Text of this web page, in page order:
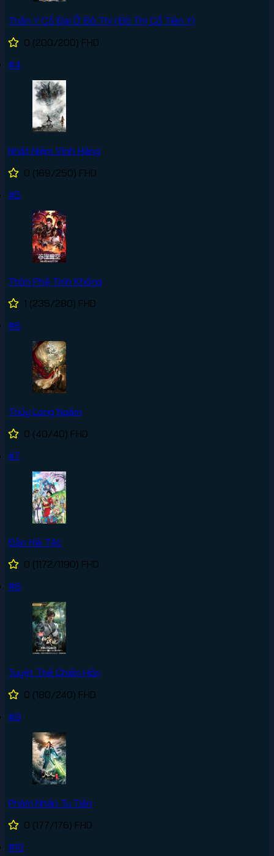
Thần Y Cổ Đại Ở Đô Thị (Đô Thị Cổ Tiên Y)
0 (200/200) FHD
#4
Nhất Niệm Vĩnh Hằng
0 (169/250) FHD
#5
Thôn Phệ Tinh Không
1 (235/280) FHD
#6
Thủy Long Ngâm
0 (40/40) FHD
#7
Đảo Hải Tặc
0 (1172/1190) FHD
#8
Tuyệt Thế Chiến Hồn
0 (180/240) FHD
#9
Phàm Nhân Tu Tiên
0 (177/176) FHD
#10